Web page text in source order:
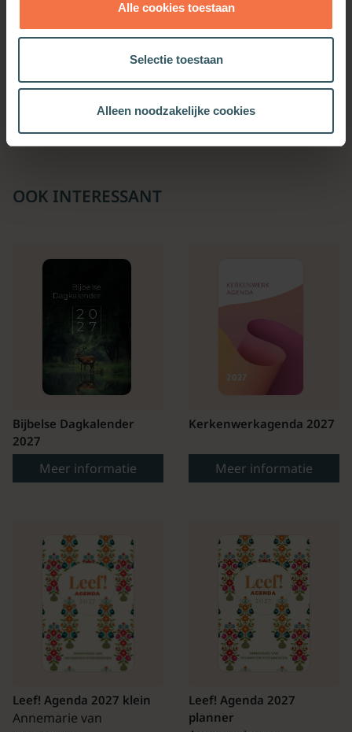
Alle cookies toestaan
Selectie toestaan
Alleen noodzakelijke cookies
Bijbels ABC en Om het
Meer informatie
Johannes Hermanus
Meer informatie
OOK INTERESSANT
Bijbelse Dagkalender
2027
Meer informatie
Kerkenwerkagenda 2027
Meer informatie
Leef! Agenda 2027 klein
Annemarie van
Leef! Agenda 2027
planner